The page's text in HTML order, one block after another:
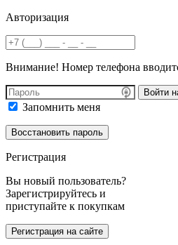
Авторизация
Внимание! Номер телефона
Войти
Запомнить меня
Регистрация
Вы новый пользователь?
Зарегистрируйтесь и
приступайте к покупкам